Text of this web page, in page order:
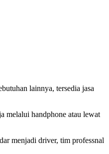
lainnya, tersedia jasa
melalui handphone atau lewat
menjadi driver, tim professnal